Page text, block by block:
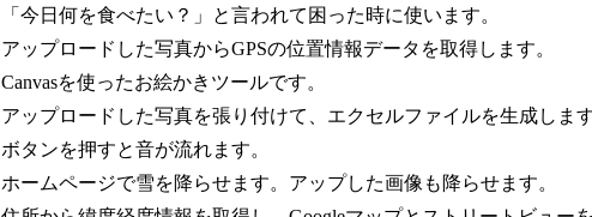
「今日何を食べたい？」と言われて困った時に使います。
アップロードした写真からGPSの位置情報データを取得します。
Canvasを使ったお絵かきツールです。
アップロードした写真を張り付けて、エクセルファイルを生成します
ボタンを押すと音が流れます。
ホームページで雪を降らせます。アップした画像も降らせます。